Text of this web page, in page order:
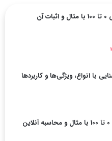
مشتق رادیکال: آموزش 0 تا 100 با مثال و اثبات آن
با انواع، ویژگی‌ها و کاربردها
انحراف معیار: آموزش 0 تا 100 با مثال و محاسبه آنلاین